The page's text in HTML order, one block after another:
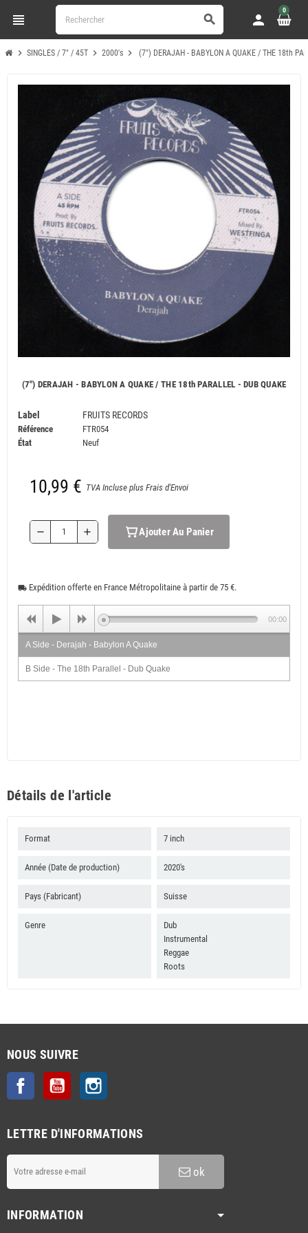
view_headline search person
0
chevron_right SINGLES / 7" / 45T chevron_right 2000's chevron_right (7") DERAJAH - BABYLON A QUAKE / THE 18th
(7") DERAJAH - BABYLON A QUAKE / THE 18th PARALLEL - DUB QUAKE
Label FRUITS RECORDS
Référence
FTR054
État
Neuf
10,99 € TVA Incluse plus Frais d'Envoi
remove add Ajouter Au Panier
local_shipping Expédition offerte en France Métropolitaine à partir de 75 €.
A Side - Derajah - Babylon A Quake
B Side - The 18th Parallel - Dub Quake
00:00
Détails de l'article
Format 7 inch
Année (Date de production) 2020's
Pays (Fabricant) Suisse
Genre
Dub
Instrumental
Reggae
Roots
NOUS SUIVRE
Facebook YouTube
LETTRE D'INFORMATIONS
ok
INFORMATION